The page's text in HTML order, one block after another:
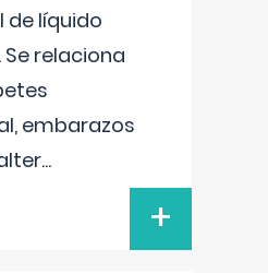
de líquido
relaciona
embarazos
...
+